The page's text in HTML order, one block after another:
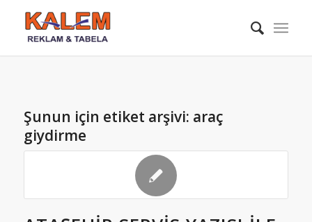
Şunun için etiket arşivi: araç
giydirme